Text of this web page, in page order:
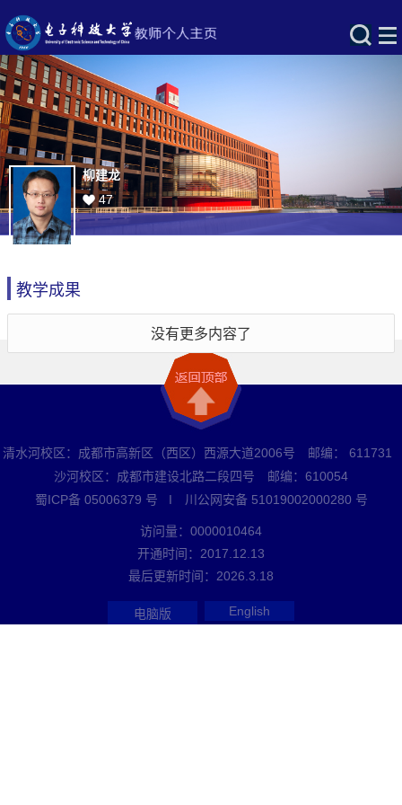
柳建龙
47
教学成果
没有更多内容了
清水河校区：成都市高新区（西区）西源大道2006号 邮编： 611731
沙河校区：成都市建设北路二段四号 邮编：610054
蜀ICP备 05006379 号 I 川公网安备 51019002000280 号
访问量： 0000010464
开通时间： 2017 12 13
最后更新时间： 2026 3 18
电脑版 English